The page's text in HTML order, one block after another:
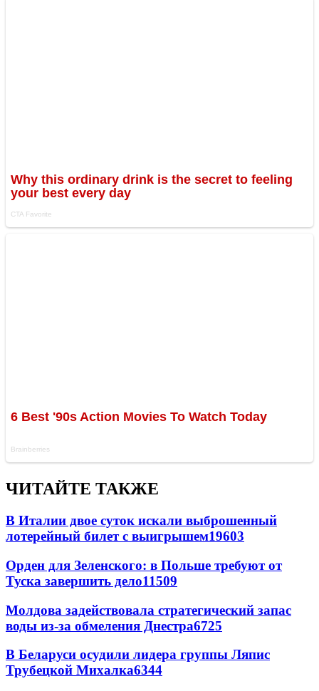
ЧИТАЙТЕ ТАКЖЕ
В Италии двое суток искали выброшенный
лотерейный билет с выигрышем19603
Орден для Зеленского: в Польше требуют от
Туска завершить дело11509
Молдова задействовала стратегический запас
воды из-за обмеления Днестра6725
В Беларуси осудили лидера группы Ляпис
Трубецкой Михалка6344